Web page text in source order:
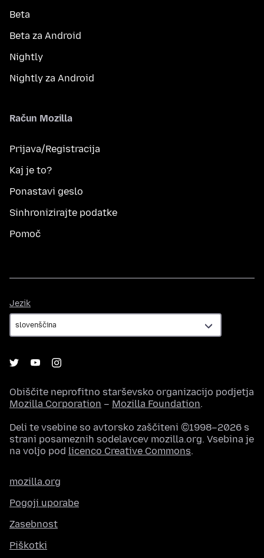
Beta
Beta za Android
Nightly
Nightly za Android
Račun Mozilla
Prijava/Registracija
Kaj je to?
Ponastavi geslo
Sinhronizirajte podatke
Pomoč
Jezik
Obiščite neprofitno starševsko organizacijo podjetja
Mozilla Corporation – Mozilla Foundation.
Deli te vsebine so avtorsko zaščiteni ©1998–2026 s
strani posameznih sodelavcev mozilla.org. Vsebina je
na voljo pod licenco Creative Commons.
mozilla.org
Pogoji uporabe
Zasebnost
Piškotki